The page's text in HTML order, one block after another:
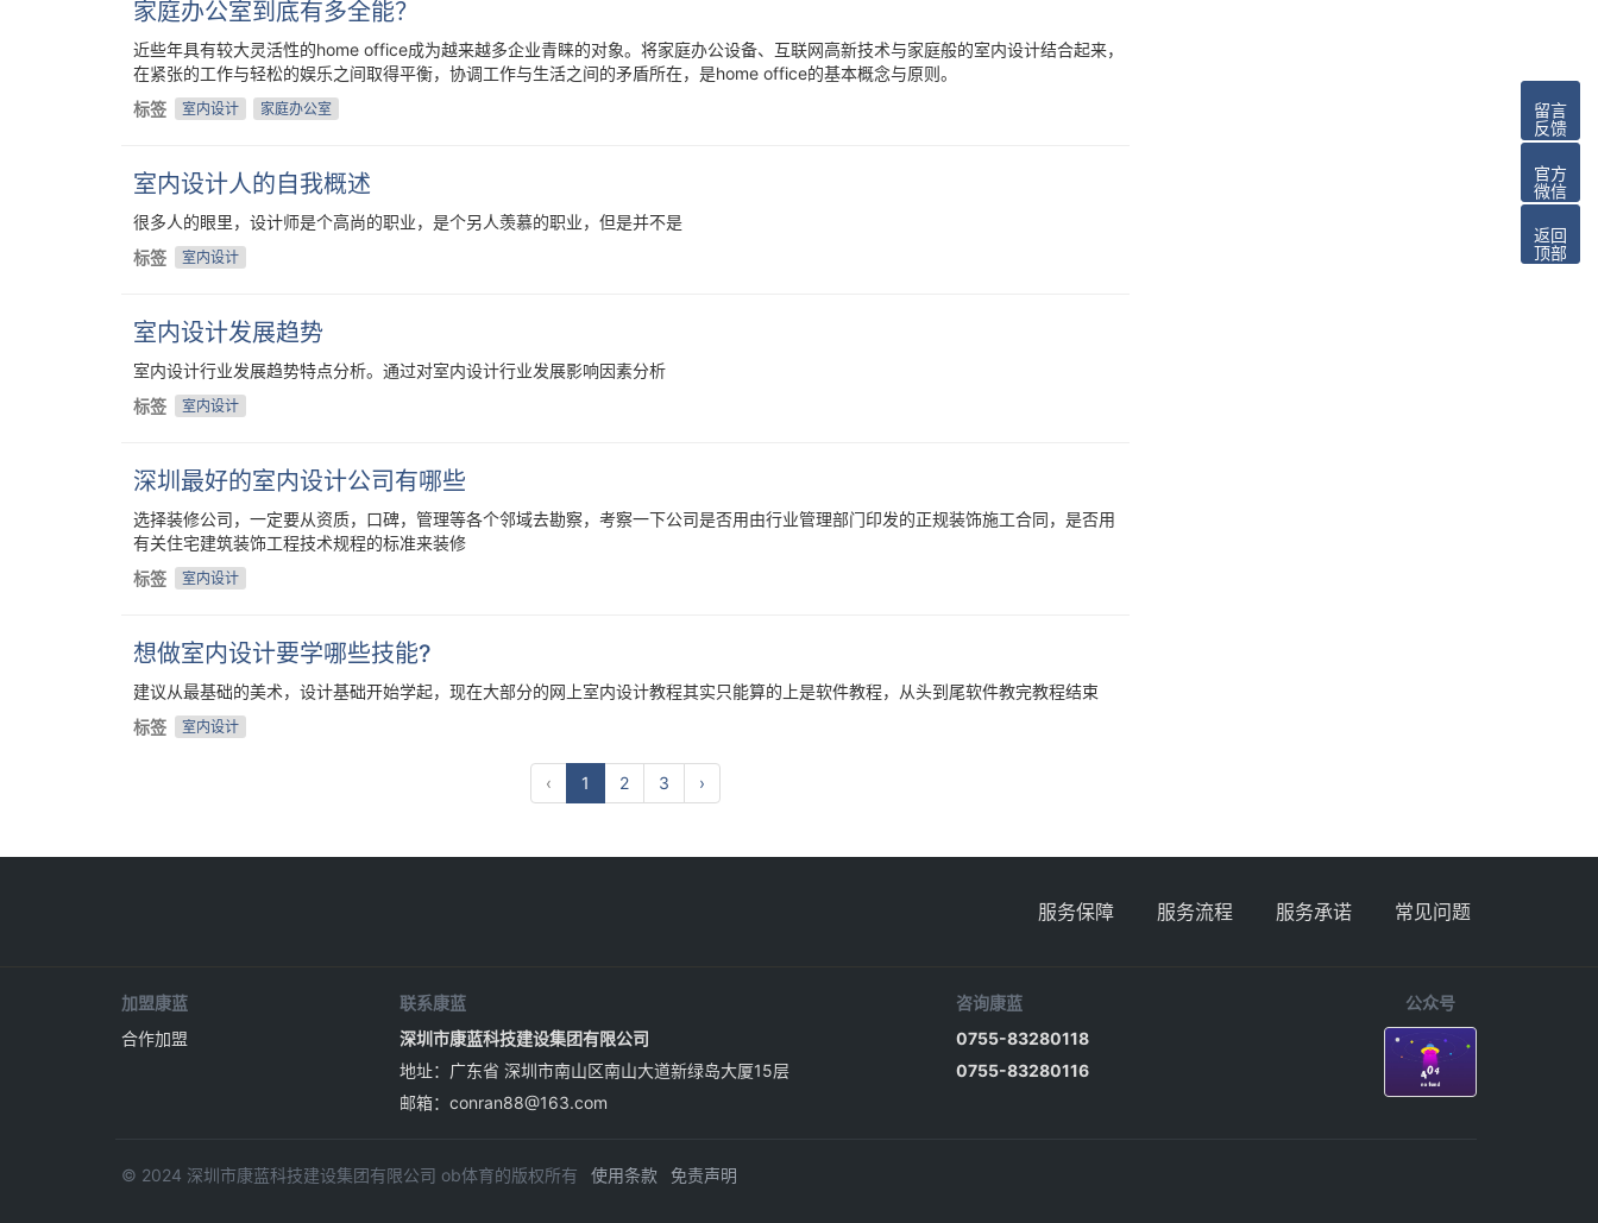
家庭办公室到底有多全能？​
近些年具有较大灵活性的home office成为越来越多企业青睐的对象。将家庭办公设备、互联网高新技术与家庭般的室内设计结合起来，
在紧张的工作与轻松的娱乐之间取得平衡，协调工作与生活之间的矛盾所在，是home office的基本概念与原则。
标签
室内设计 家庭办公室
室内设计人的自我概述
很多人的眼里，设计师是个高尚的职业，是个另人羡慕的职业，但是并不是
标签
室内设计
室内设计发展趋势
室内设计行业发展趋势特点分析。通过对室内设计行业发展影响因素分析
标签
室内设计
深圳最好的室内设计公司有哪些
选择装修公司，一定要从资质，口碑，管理等各个邻域去勘察，考察一下公司是否用由行业管理部门印发的正规装饰施工合同，是否用
有关住宅建筑装饰工程技术规程的标准来装修
标签
室内设计
想做室内设计要学哪些技能?
建议从最基础的美术，设计基础开始学起，现在大部分的网上室内设计教程其实只能算的上是软件教程，从头到尾软件教完教程结束
标签
室内设计
‹ 1 2 3 ›
服务保障 服务流程 服务承诺 常见问题
加盟康蓝
合作加盟
联系康蓝
深圳市康蓝科技建设集团有限公司
地址：广东省 深圳市南山区南山大道新绿岛大厦15层
邮箱： conran88@163.com
咨询康蓝
0755-83280118
0755-83280116
公众号
© 2024 深圳市康蓝科技建设集团有限公司 ob体育的版权所有 使用条款 免责声明
留言
反馈
官方
微信
返回
顶部